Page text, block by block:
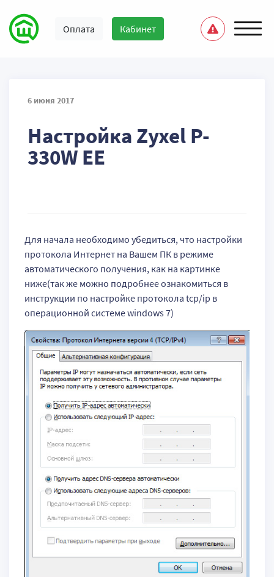
Оплата Кабинет
6 июня 2017
Настройка Zyxel P-
330W EE
Для начала необходимо убедиться, что настройки
протокола Интернет на Вашем ПК в режиме
автоматического получения, как на картинке
ниже(так же можно подробнее ознакомиться в
инструкции по настройке протокола tcp/ip в
операционной системе windows 7)